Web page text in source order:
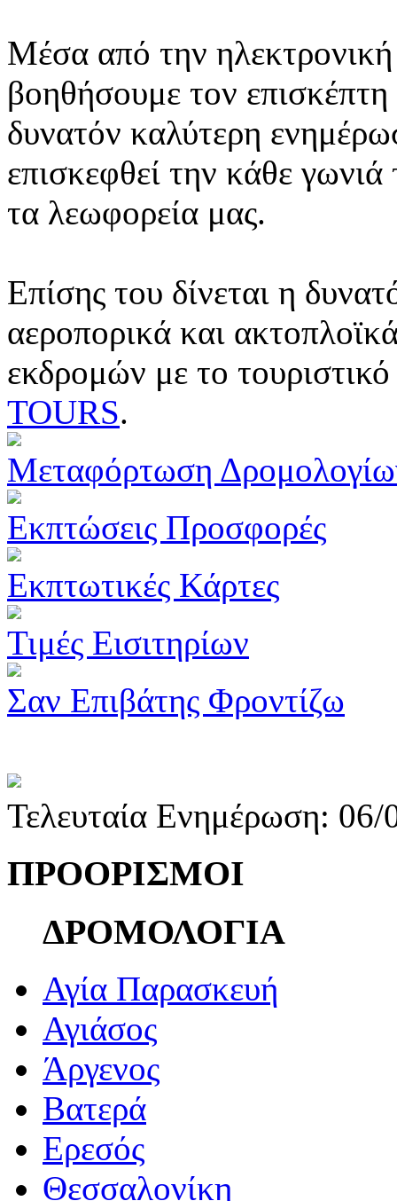
Μέσα από την ηλεκτρονική
βοηθήσουμε τον
δυνατόν καλύτερη
επισκεφθεί την κάθε
τα λεωφορεία μας.
Επίσης του δίνεται η
αεροπορικά και
εκδρομών με το
TOURS.
Μεταφόρτωση
Εκπτώσεις Προσφορές
Εκπτωτικές Κάρτες
Τιμές Εισιτηρίων
Σαν Επιβάτης Φροντίζω
Τελευταία Ενημέρωση:
ΠΡΟΟΡΙΣΜΟΙ
ΔΡΟΜΟΛΟΓΙΑ
Αγία Παρασκευή
Αγιάσος
Άργενος
Βατερά
Ερεσός
Θεσσαλονίκη